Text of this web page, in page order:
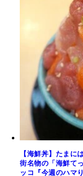
【海鮮丼】たまに
街名物の「海鮮て
ッコ『今週のハマ